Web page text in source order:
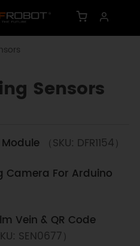
Sensors
（SKU: DFR1154）
Camera For Arduino
Vein & QR Code
SEN0677）